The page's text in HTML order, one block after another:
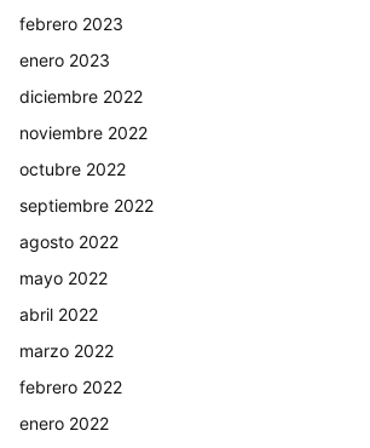
febrero 2023
enero 2023
diciembre 2022
noviembre 2022
octubre 2022
septiembre 2022
agosto 2022
mayo 2022
abril 2022
marzo 2022
febrero 2022
enero 2022